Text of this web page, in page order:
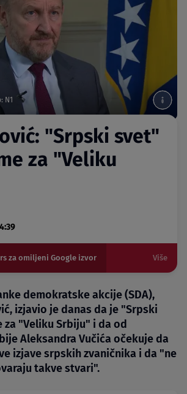
N1
"Srpski svet"
za "Veliku
za omiljeni Google izvor Više
demokratske akcije (SDA),
izjavio je danas da je "Srpski
"Veliku Srbiju" i da od
Aleksandra Vučića očekuje da
izjave srpskih zvaničnika i da "ne
takve stvari".